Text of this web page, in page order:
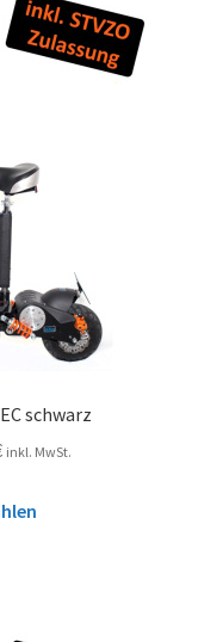
schwarz
inkl. MwSt.